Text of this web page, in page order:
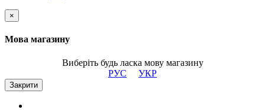
×
Мова магазину
Виберіть будь ласка мову магазину
РУС
УКР
Закрити